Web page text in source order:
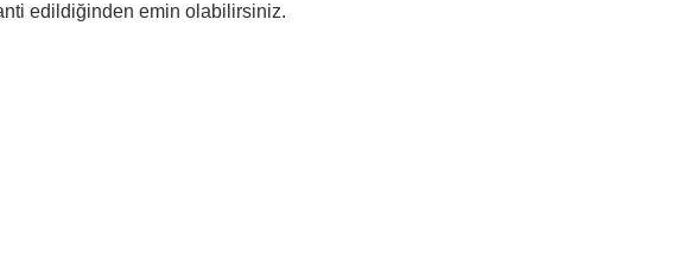
edildiğinden emin olabilirsiniz.